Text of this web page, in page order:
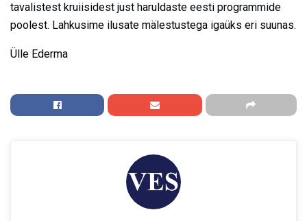
tavalistest kruiisidest just haruldaste eesti programmide
poolest. Lahkusime ilusate mälestustega igaüks eri suunas.
Ülle Ederma